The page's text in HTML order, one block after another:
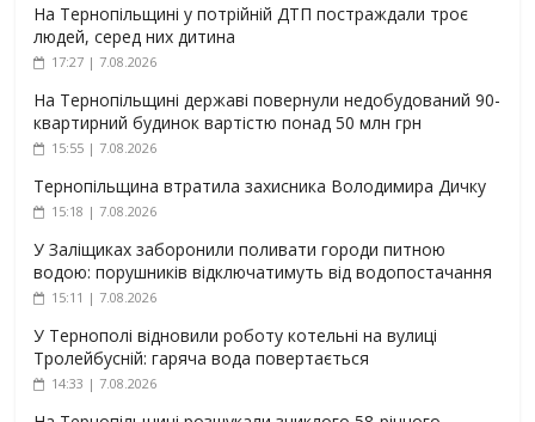
На Тернопільщині у потрійній ДТП постраждали троє
людей, серед них дитина
17:27 | 7.08.2026
На Тернопільщині державі повернули недобудований 90-
квартирний будинок вартістю понад 50 млн грн
15:55 | 7.08.2026
Тернопільщина втратила захисника Володимира Дичку
15:18 | 7.08.2026
У Заліщиках заборонили поливати городи питною
водою: порушників відключатимуть від водопостачання
15:11 | 7.08.2026
У Тернополі відновили роботу котельні на вулиці
Тролейбусній: гаряча вода повертається
14:33 | 7.08.2026